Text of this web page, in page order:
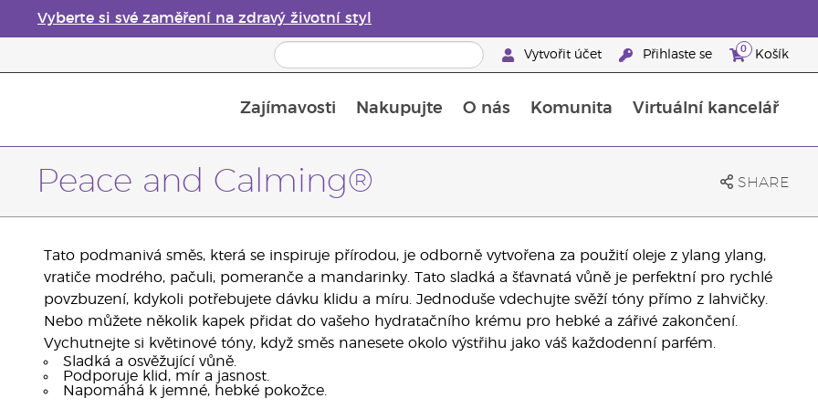
Vyberte si své zaměření na zdravý životní styl
Vytvořit účet Přihlaste se 0 Košík
Zajímavosti Nakupujte O nás Komunita Virtuální kancelář
Peace and Calming® SHARE
Tato podmanivá směs, která se inspiruje přírodou, je odborně vytvořena za použití oleje z ylang ylang,
vratiče modrého, pačuli, pomeranče a mandarinky. Tato sladká a šťavnatá vůně je perfektní pro rychlé
povzbuzení, kdykoli potřebujete dávku klidu a míru. Jednoduše vdechujte svěží tóny přímo z lahvičky.
Nebo můžete několik kapek přidat do vašeho hydratačního krému pro hebké a zářivé zakončení.
Vychutnejte si květinové tóny, když směs nanesete okolo výstřihu jako váš každodenní parfém.
Sladká a osvěžující vůně.
Podporuje klid, mír a jasnost.
Napomáhá k jemné, hebké pokožce.